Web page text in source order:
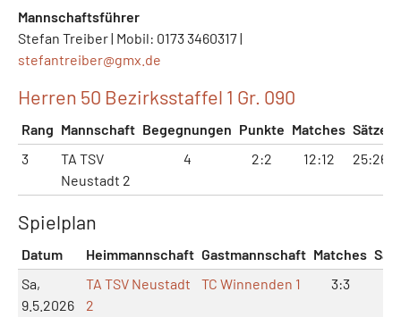
Mannschaftsführer
Stefan Treiber | Mobil: 0173 3460317 |
stefantreiber@gmx.de
Herren 50 Bezirksstaffel 1 Gr. 090
Rang Mannschaft Begegnungen Punkte Matches Sätze
3
TA TSV
Neustadt 2
4 2:2 12:12 25:26
Spielplan
Datum Heimmannschaft Gastmannschaft Matches
Sa,
9.5.2026
TA TSV Neustadt
2
TC Winnenden 1 3:3